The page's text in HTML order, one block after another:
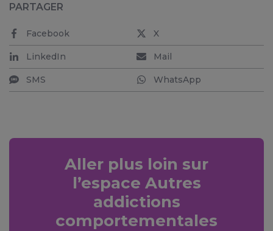
PARTAGER
Facebook X
LinkedIn Mail
SMS WhatsApp
Aller plus loin sur
l’espace Autres
addictions
comportementales